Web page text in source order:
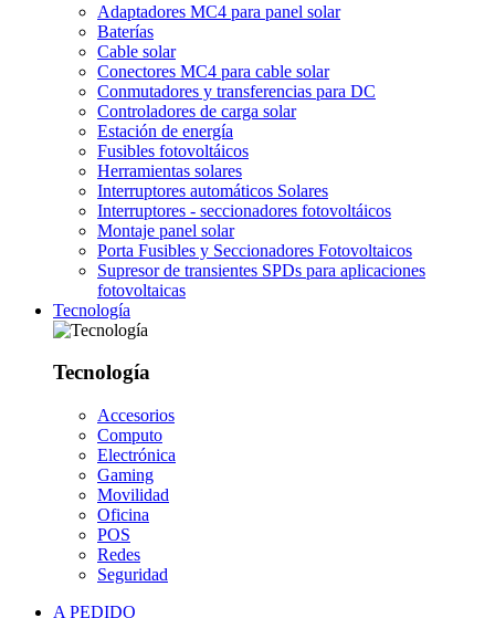
Adaptadores MC4 para panel solar
Baterías
Cable solar
Conectores MC4 para cable solar
Conmutadores y transferencias para DC
Controladores de carga solar
Estación de energía
Fusibles fotovoltáicos
Herramientas solares
Interruptores automáticos Solares
Interruptores - seccionadores fotovoltáicos
Montaje panel solar
Porta Fusibles y Seccionadores Fotovoltaicos
Supresor de transientes SPDs para aplicaciones
fotovoltaicas
Tecnología
Tecnología
Accesorios
Computo
Electrónica
Gaming
Movilidad
Oficina
POS
Redes
Seguridad
A PEDIDO